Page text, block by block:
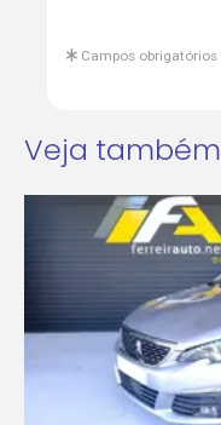
Campos obrigatórios
Veja também